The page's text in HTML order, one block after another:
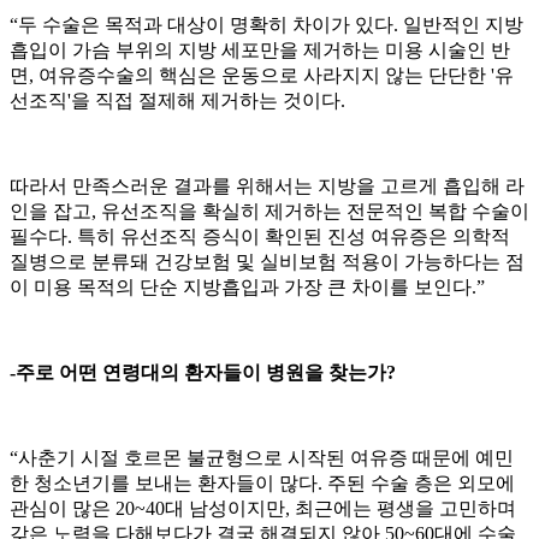
“두 수술은 목적과 대상이 명확히 차이가 있다. 일반적인 지방
흡입이 가슴 부위의 지방 세포만을 제거하는 미용 시술인 반
면, 여유증수술의 핵심은 운동으로 사라지지 않는 단단한 '유
선조직'을 직접 절제해 제거하는 것이다.
따라서 만족스러운 결과를 위해서는 지방을 고르게 흡입해 라
인을 잡고, 유선조직을 확실히 제거하는 전문적인 복합 수술이
필수다. 특히 유선조직 증식이 확인된 진성 여유증은 의학적
질병으로 분류돼 건강보험 및 실비보험 적용이 가능하다는 점
이 미용 목적의 단순 지방흡입과 가장 큰 차이를 보인다.”
-주로 어떤 연령대의 환자들이 병원을 찾는가?
“사춘기 시절 호르몬 불균형으로 시작된 여유증 때문에 예민
한 청소년기를 보내는 환자들이 많다. 주된 수술 층은 외모에
관심이 많은 20~40대 남성이지만, 최근에는 평생을 고민하며
갖은 노력을 다해보다가 결국 해결되지 않아 50~60대에 수술